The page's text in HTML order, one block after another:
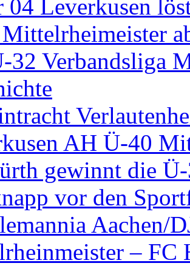
04 Leverkusen
32 Verbandsliga
AH Ü-40
gewinnt die
vor den
Aachen/
– FC